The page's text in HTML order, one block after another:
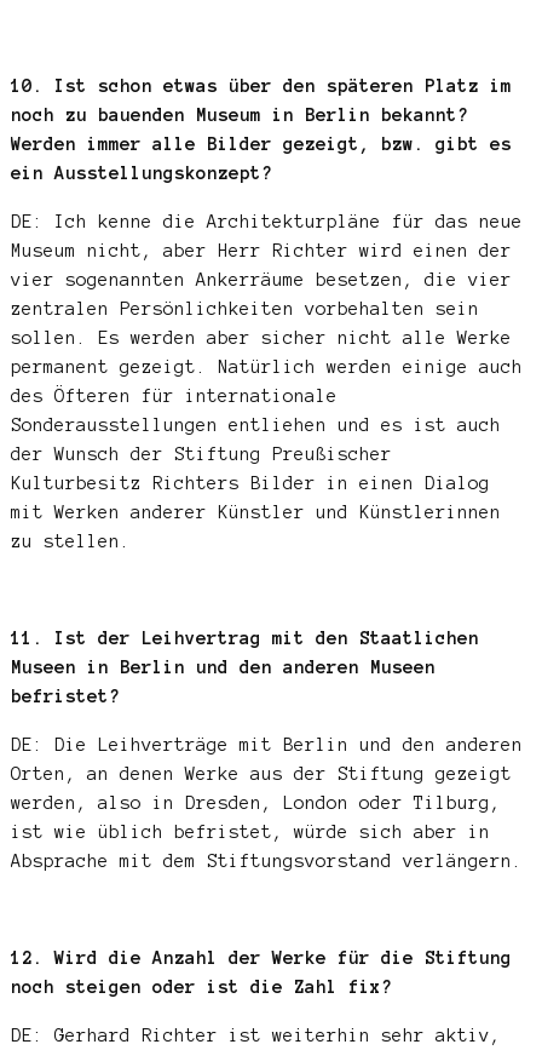
10. Ist schon etwas über den späteren Platz im
noch zu bauenden Museum in Berlin bekannt?
Werden immer alle Bilder gezeigt, bzw. gibt es
ein Ausstellungskonzept?
DE: Ich kenne die Architekturpläne für das neue
Museum nicht, aber Herr Richter wird einen der
vier sogenannten Ankerräume besetzen, die vier
zentralen Persönlichkeiten vorbehalten sein
sollen. Es werden aber sicher nicht alle Werke
permanent gezeigt. Natürlich werden einige auch
des Öfteren für internationale
Sonderausstellungen entliehen und es ist auch
der Wunsch der Stiftung Preußischer
Kulturbesitz Richters Bilder in einen Dialog
mit Werken anderer Künstler und Künstlerinnen
zu stellen.
11. Ist der Leihvertrag mit den Staatlichen
Museen in Berlin und den anderen Museen
befristet?
DE: Die Leihverträge mit Berlin und den anderen
Orten, an denen Werke aus der Stiftung gezeigt
werden, also in Dresden, London oder Tilburg,
ist wie üblich befristet, würde sich aber in
Absprache mit dem Stiftungsvorstand verlängern.
12. Wird die Anzahl der Werke für die Stiftung
noch steigen oder ist die Zahl fix?
DE: Gerhard Richter ist weiterhin sehr aktiv,